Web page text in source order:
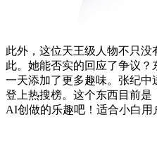
此外，这位天王级人物不只
此。她能否实的回应了争议
一天添加了更多趣味。张纪
登上热搜榜。这个东西目前
AI创做的乐趣吧！适合小白用